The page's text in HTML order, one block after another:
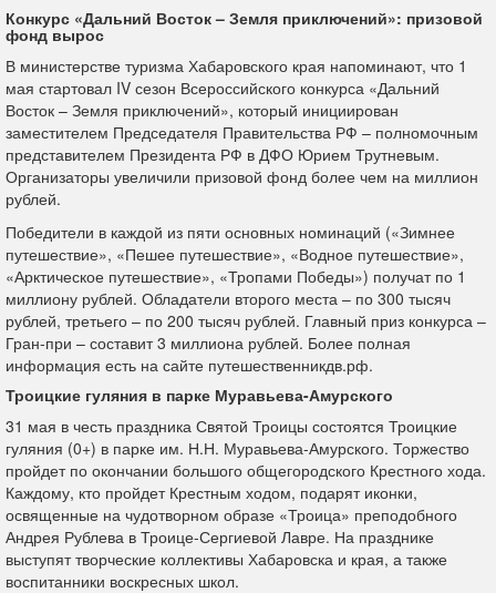
Конкурс «Дальний Восток – Земля приключений»: призовой
фонд вырос
В министерстве туризма Хабаровского края напоминают, что 1
мая стартовал IV сезон Всероссийского конкурса «Дальний
Восток – Земля приключений», который инициирован
заместителем Председателя Правительства РФ – полномочным
представителем Президента РФ в ДФО Юрием Трутневым.
Организаторы увеличили призовой фонд более чем на миллион
рублей.
Победители в каждой из пяти основных номинаций («Зимнее
путешествие», «Пешее путешествие», «Водное путешествие»,
«Арктическое путешествие», «Тропами Победы») получат по 1
миллиону рублей. Обладатели второго места – по 300 тысяч
рублей, третьего – по 200 тысяч рублей. Главный приз конкурса –
Гран-при – составит 3 миллиона рублей. Более полная
информация есть на сайте путешественникдв.рф.
Троицкие гуляния в парке Муравьева-Амурского
31 мая в честь праздника Святой Троицы состоятся Троицкие
гуляния (0+) в парке им. Н.Н. Муравьева-Амурского. Торжество
пройдет по окончании большого общегородского Крестного хода.
Каждому, кто пройдет Крестным ходом, подарят иконки,
освященные на чудотворном образе «Троица» преподобного
Андрея Рублева в Троице-Сергиевой Лавре. На празднике
выступят творческие коллективы Хабаровска и края, а также
воспитанники воскресных школ.